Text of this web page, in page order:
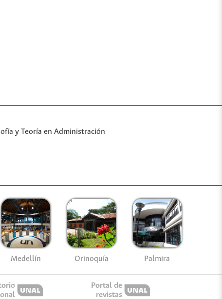
y Teoría en Administración
Medellín Orinoquía Palmira
Portal de
revistas